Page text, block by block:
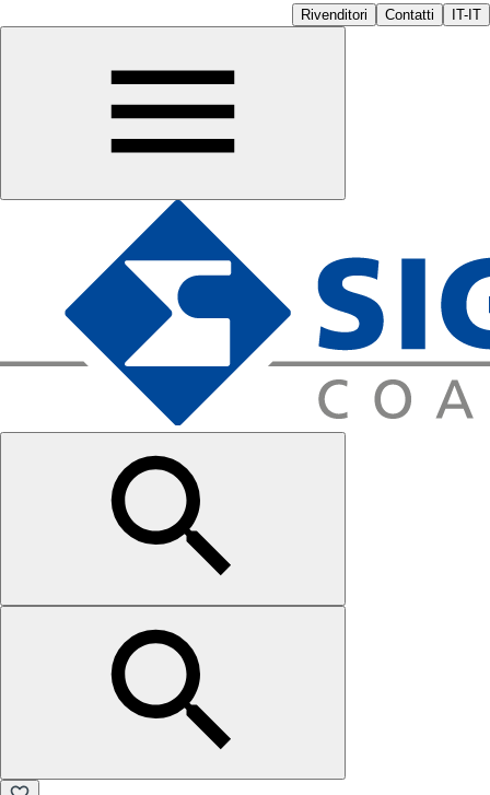
Rivenditori Contatti IT-IT